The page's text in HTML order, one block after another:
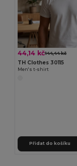
44,14 kč144,44 kč
TH Clothes 30115
Men's t-shirt
Přidat do košíku